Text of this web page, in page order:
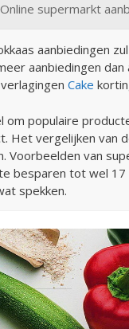
Online supermarkt
aanbiedingen
aanbiedingen
Cake
populaire
Het vergelijken van
Voorbeelden van
besparen tot wel
spekken.